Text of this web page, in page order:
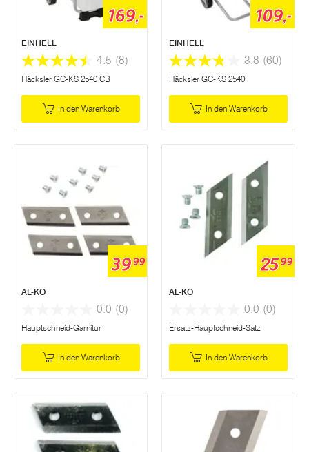
169,-
EINHELL
4.5 (8)
Häcksler GC-KS 2540 CB
In den Warenkorb
109,-
EINHELL
3.8 (60)
Häcksler GC-KS 2540
In den Warenkorb
3999
AL-KO
0.0 (0)
Hauptschneid-Garnitur
In den Warenkorb
2599
AL-KO
0.0 (0)
Ersatz-Hauptschneid-Satz
In den Warenkorb